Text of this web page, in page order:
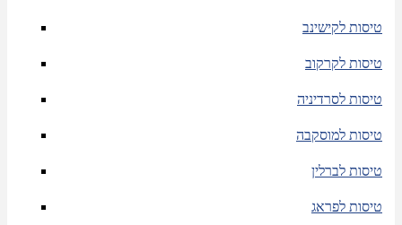
טיסות לקישינב
טיסות לקרקוב
טיסות לסרדיניה
טיסות למוסקבה
טיסות לברלין
טיסות לפראג